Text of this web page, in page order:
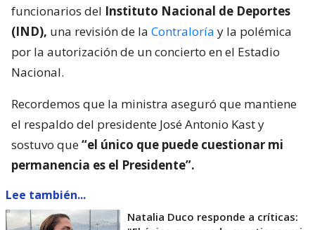
funcionarios del Instituto Nacional de Deportes
(IND), una revisión de la Contraloría y la polémica
por la autorización de un concierto en el Estadio
Nacional.
Recordemos que la ministra aseguró que mantiene
el respaldo del presidente José Antonio Kast y
sostuvo que“el único que puede cuestionar mi
permanencia es el Presidente”.
Lee también...
Natalia Duco responde a críticas: